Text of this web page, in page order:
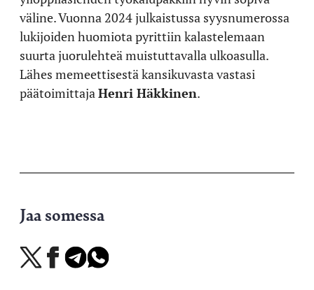
väline. Vuonna 2024 julkaistussa syysnumerossa
lukijoiden huomiota pyrittiin kalastelemaan
suurta juorulehteä muistuttavalla ulkoasulla.
Lähes memeettisestä kansikuvasta vastasi
päätoimittajaHenri Häkkinen.
Jaa somessa
Jaa
X-
Jaa
Facebookissa
Jaa
Telegramissa
Jaa
WhatsAppissa